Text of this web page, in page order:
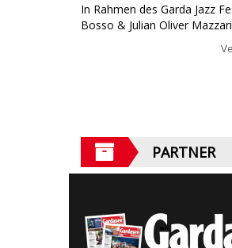
In Rahmen des Garda Jazz
Bosso & Julian Oliver
PARTNER